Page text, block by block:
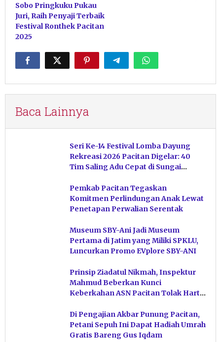
Sobo Pringkuku Pukau
Juri, Raih Penyaji Terbaik
Festival Ronthek Pacitan
2025
Baca Lainnya
Seri Ke-14 Festival Lomba Dayung
Rekreasi 2026 Pacitan Digelar: 40
Tim Saling Adu Cepat di Sungai
Pemkab Pacitan Tegaskan
Komitmen Perlindungan Anak Lewat
Penetapan Perwalian Serentak
Museum SBY-Ani Jadi Museum
Pertama di Jatim yang Miliki SPKLU,
Luncurkan Promo EVplore SBY-ANI
Prinsip Ziadatul Nikmah, Inspektur
Mahmud Beberkan Kunci
Keberkahan ASN Pacitan Tolak Harta
Di Pengajian Akbar Punung Pacitan,
Petani Sepuh Ini Dapat Hadiah Umrah
Gratis Bareng Gus Iqdam